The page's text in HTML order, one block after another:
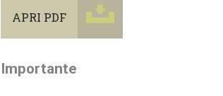
APRI PDF
Importante